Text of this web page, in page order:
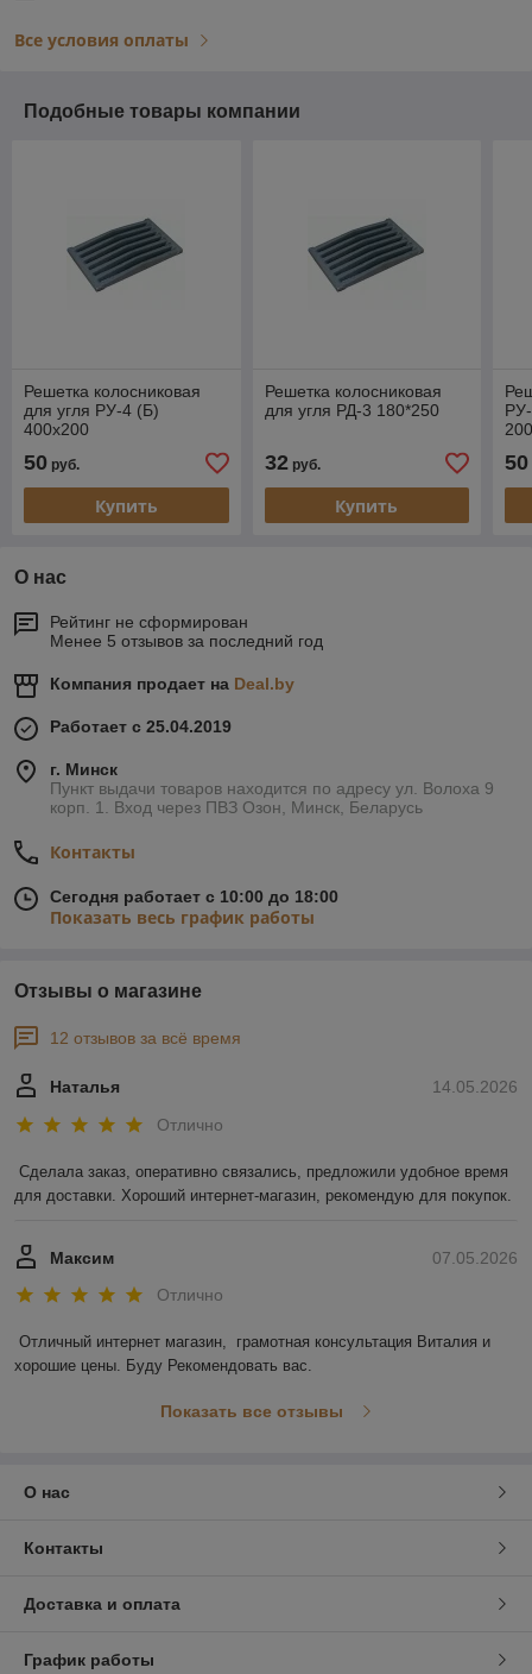
Все условия оплаты
Подобные товары компании
Решетка колосниковая
для угля РУ-4 (Б)
400х200
50 руб.
Купить
Решетка колосниковая
для угля РД-3 180*250
32руб.
Купить
50
О нас
Рейтинг не сформирован
Менее 5 отзывов за последний год
Компания продает на Deal.by
Работает с 25.04.2019
г. Минск
Пункт выдачи товаров находится по адресу ул. Волоха 9
корп. 1. Вход через ПВЗ Озон, Минск, Беларусь
Контакты
Сегодня работает с 10:00 до 18:00
Показать весь график работы
Отзывы о магазине
12 отзывов за всё время
14.05.2026
Наталья
Отлично
Сделала заказ, оперативно связались, предложили удобное время
для доставки. Хороший интернет-магазин, рекомендую для покупок.
07.05.2026
Максим
Отлично
Отличный интернет магазин,  грамотная консультация Виталия и
хорошие цены. Буду Рекомендовать вас.
Показать все отзывы
О нас
Контакты
Доставка и оплата
График работы